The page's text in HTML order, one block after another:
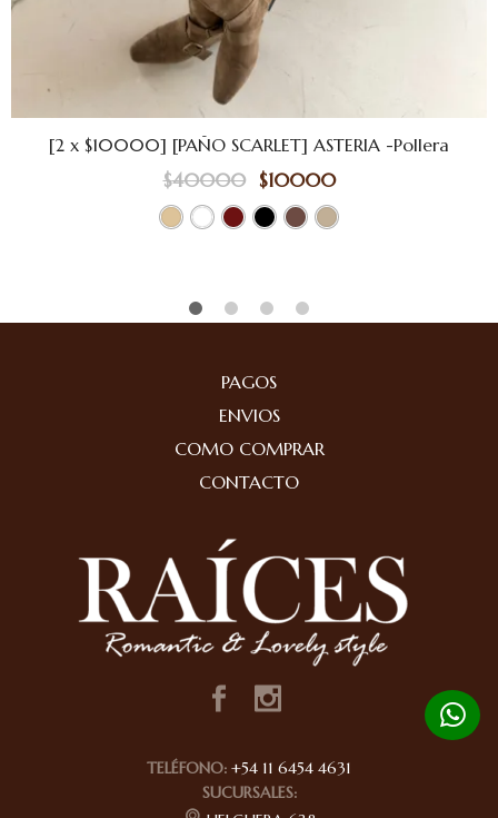
[2 x $10000] [PAÑO SCARLET] ASTERIA -Pollera
$40000 $10000
PAGOS
ENVIOS
COMO COMPRAR
CONTACTO
TELÉFONO: +54 11 6454 4631
SUCURSALES: